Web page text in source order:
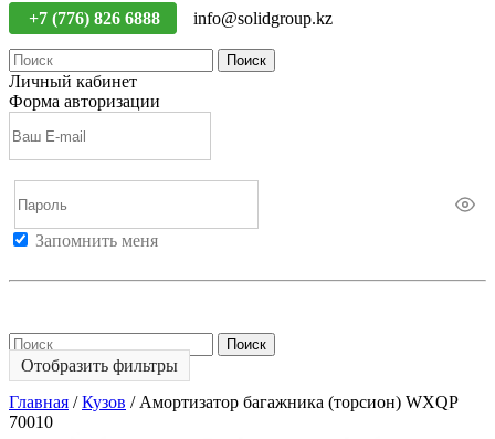
+7 (776) 826 6888 info@solidgroup.kz
Поиск
Личный кабинет
Форма авторизации
Запомнить меня
Поиск
Отобразить фильтры
Главная / Кузов / Амортизатор багажника (торсион) WXQP
70010